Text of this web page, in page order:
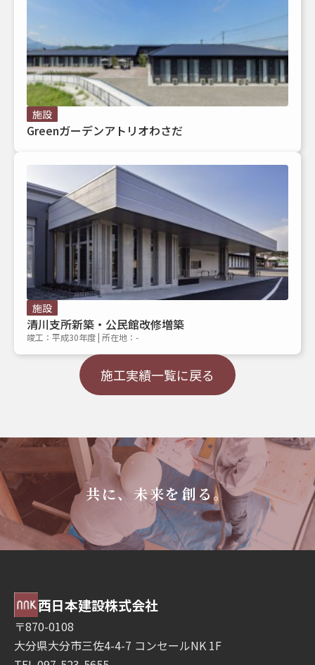
施設
Greenガーデンアトリオわさだ
施設
清川支所新築・公民館改修増築
竣工：平成30年度 | 所在地：-
施工実績一覧に戻る
共に、未来を創る。
西日本建設株式会社
〒870-0108
大分県大分市三佐4-4-7 コンセールNK 1F